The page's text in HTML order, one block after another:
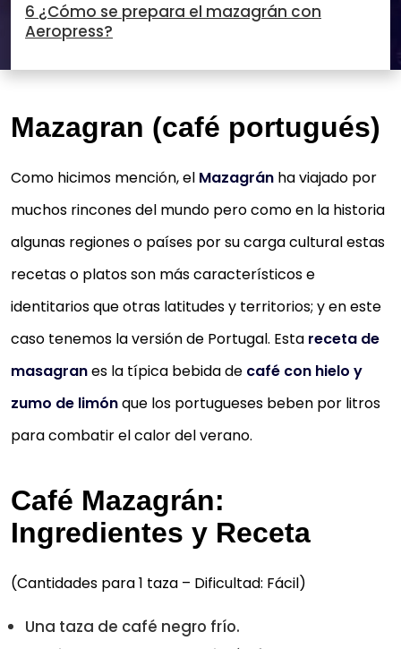
6 ¿Cómo se prepara el mazagrán con
Aeropress?
Mazagran (café portugués)
Como hicimos mención, el Mazagrán ha viajado por
muchos rincones del mundo pero como en la historia
algunas regiones o países por su carga cultural estas
recetas o platos son más característicos e
identitarios que otras latitudes y territorios; y en este
caso tenemos la versión de Portugal. Esta receta de
masagranes la típica bebida de café con hielo y
zumo de limónque los portugueses beben por litros
para combatir el calor del verano.
Café Mazagrán:
Ingredientes y Receta
(Cantidades para 1 taza – Dificultad: Fácil)
Una taza de café negro frío.